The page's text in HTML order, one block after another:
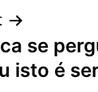
se
isto é